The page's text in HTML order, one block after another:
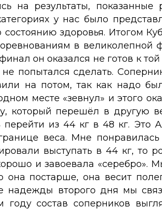
на результаты,
у нас было
состоянию здоровья. Итогом
в
он оказался не готов к
попытался сделать.
на потом, так как надо
месте «зевнул» и этого
который перешёл в другую
из 44 кг в 48 кг. Это
веса. Мне
выступать в 44 кг, то
и завоевала «серебро».
она постарше, она весит
надежды второго дня мы
году состав соперников